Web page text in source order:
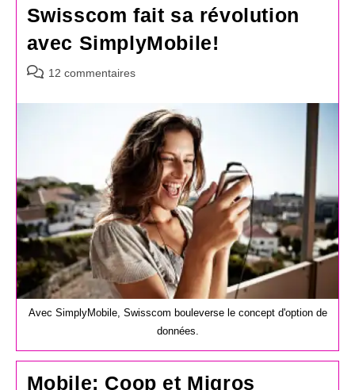
Swisscom fait sa révolution
avec SimplyMobile!
Commentaires
la
12 commentaires
Avec SimplyMobile, Swisscom bouleverse le concept d'option de
données.
Mobile: Coop et Migros